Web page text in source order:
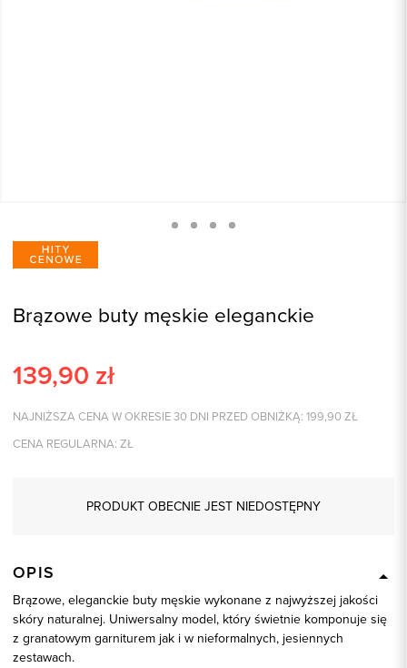
Brązowe buty męskie eleganckie
139,90 zł
NAJNIŻSZA CENA W OKRESIE 30 DNI PRZED OBNIŻKĄ: 199,90 ZŁ
CENA REGULARNA: ZŁ
PRODUKT OBECNIE JEST NIEDOSTĘPNY
OPIS
Brązowe, eleganckie buty męskie wykonane z najwyższej jakości
skóry naturalnej. Uniwersalny model, który świetnie komponuje się
z granatowym garniturem jak i w nieformalnych, jesiennych
zestawach.